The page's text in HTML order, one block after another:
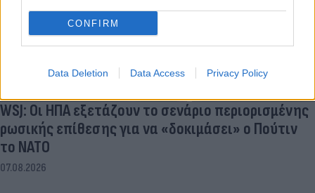
CONFIRM
Data Deletion Data Access Privacy Policy
WSJ: Οι ΗΠΑ εξετάζουν το σενάριο περιορισμένης
ρωσικής επίθεσης για να «δοκιμάσει» ο Πούτιν
το ΝΑΤΟ
07.08.2026